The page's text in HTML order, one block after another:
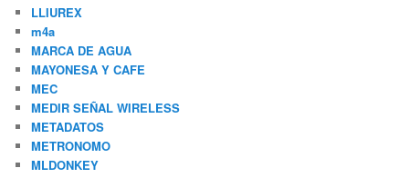
LLIUREX
m4a
MARCA DE AGUA
MAYONESA Y CAFE
MEC
MEDIR SEÑAL WIRELESS
METADATOS
METRONOMO
MLDONKEY